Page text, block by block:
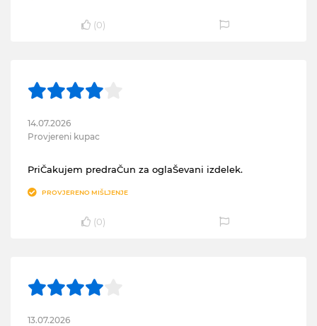
(0)
14.07.2026
Provjereni kupac
PriČakujem predraČun za oglaŠevani izdelek.
PROVJERENO MIŠLJENJE
(0)
13.07.2026